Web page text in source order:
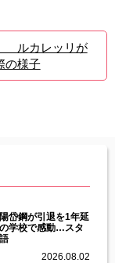
ルカレッリが
の様子
岱鋼が引退を1年延
学校で感動…スタ
2026.08.02